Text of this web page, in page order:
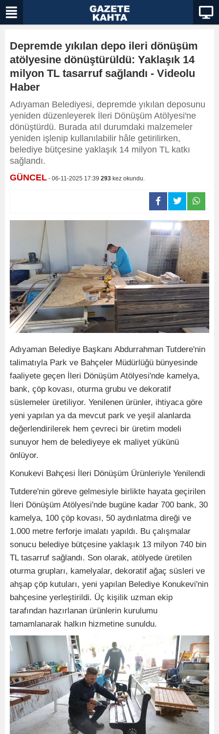
Depremde yıkılan depo ileri dönüşüm
atölyesine dönüştürüldü: Yaklaşık 14
milyon TL tasarruf sağlandı - Videolu
Haber
Adıyaman Belediyesi, depremde yıkılan deposunu
yeniden düzenleyerek İleri Dönüşüm Atölyesi'ne
dönüştürdü. Burada atıl durumdaki malzemeler
yeniden işlenip kullanılabilir hâle getirilirken,
belediye bütçesine yaklaşık 14 milyon TL katkı
sağlandı.
GÜNCEL - 06-11-2025 17:39 293 kez okundu.
Adıyaman Belediye Başkanı Abdurrahman Tutdere'nin
talimatıyla Park ve Bahçeler Müdürlüğü bünyesinde
faaliyete geçen İleri Dönüşüm Atölyesi'nde kamelya,
bank, çöp kovası, oturma grubu ve dekoratif
süslemeler üretiliyor. Yenilenen ürünler, ihtiyaca göre
yeni yapılan ya da mevcut park ve yeşil alanlarda
değerlendirilerek hem çevreci bir üretim modeli
sunuyor hem de belediyeye ek maliyet yükünü
önlüyor.
Konukevi Bahçesi İleri Dönüşüm Ürünleriyle Yenilendi
Tutdere'nin göreve gelmesiyle birlikte hayata geçirilen
İleri Dönüşüm Atölyesi'nde bugüne kadar 700 bank, 30
kamelya, 100 çöp kovası, 50 aydınlatma direği ve
1.000 metre ferforje imalatı yapıldı. Bu çalışmalar
sonucu belediye bütçesine yaklaşık 13 milyon 740 bin
TL tasarruf sağlandı. Son olarak, atölyede üretilen
oturma grupları, kamelyalar, dekoratif ağaç süsleri ve
ahşap çöp kutuları, yeni yapılan Belediye Konukevi'nin
bahçesine yerleştirildi. Üç kişilik uzman ekip
tarafından hazırlanan ürünlerin kurulumu
tamamlanarak halkın hizmetine sunuldu.